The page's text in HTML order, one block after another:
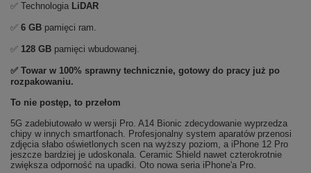
✅ Technologia LiDAR
✅ 6 GB pamięci ram.
✅ 128 GB pamięci wbudowanej.
✅ Towar w 100% sprawny technicznie, gotowy do pracy już po
rozpakowaniu.
To nie postęp, to przełom
5G zadebiutowało w wersji Pro. A14 Bionic zdecydowanie wyprzedza
chipy w innych smartfonach. Profesjonalny system aparatów przenosi
zdjęcia słabo oświetlonych scen na wyższy poziom, a iPhone 12 Pro
jeszcze bardziej je udoskonala. Ceramic Shield nawet czterokrotnie
zwiększa odporność na upadki. Oto nowa seria iPhone'a Pro.